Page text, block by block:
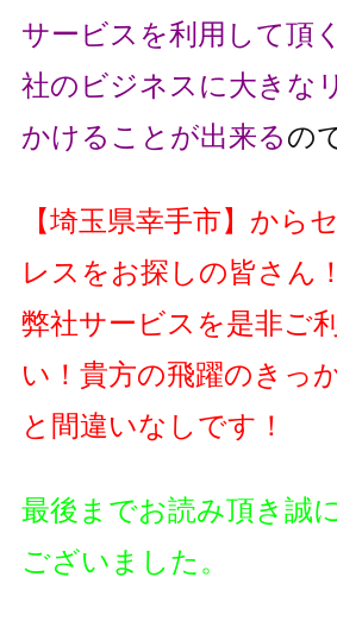
サービスを利用して頂
社のビジネスに大きな
かけることが出来るの
【埼玉県幸手市】 から
レスをお探しの皆さん
弊社サービスを是非ご
い！貴方の飛躍のきっ
と間違いなしです！
最後までお読み頂き誠
ございました。